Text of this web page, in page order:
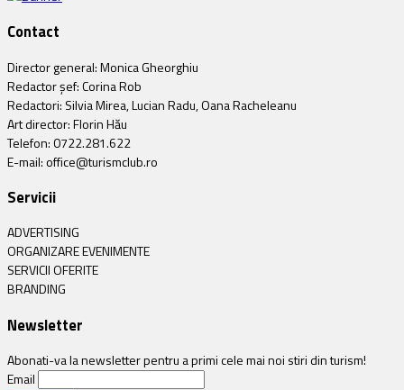
Contact
Director general: Monica Gheorghiu
Redactor șef: Corina Rob
Redactori: Silvia Mirea, Lucian Radu, Oana Racheleanu
Art director: Florin Hău
Telefon: 0722.281.622
E-mail: office@turismclub.ro
Servicii
ADVERTISING
ORGANIZARE EVENIMENTE
SERVICII OFERITE
BRANDING
Newsletter
Abonati-va la newsletter pentru a primi cele mai noi stiri din turism!
Email